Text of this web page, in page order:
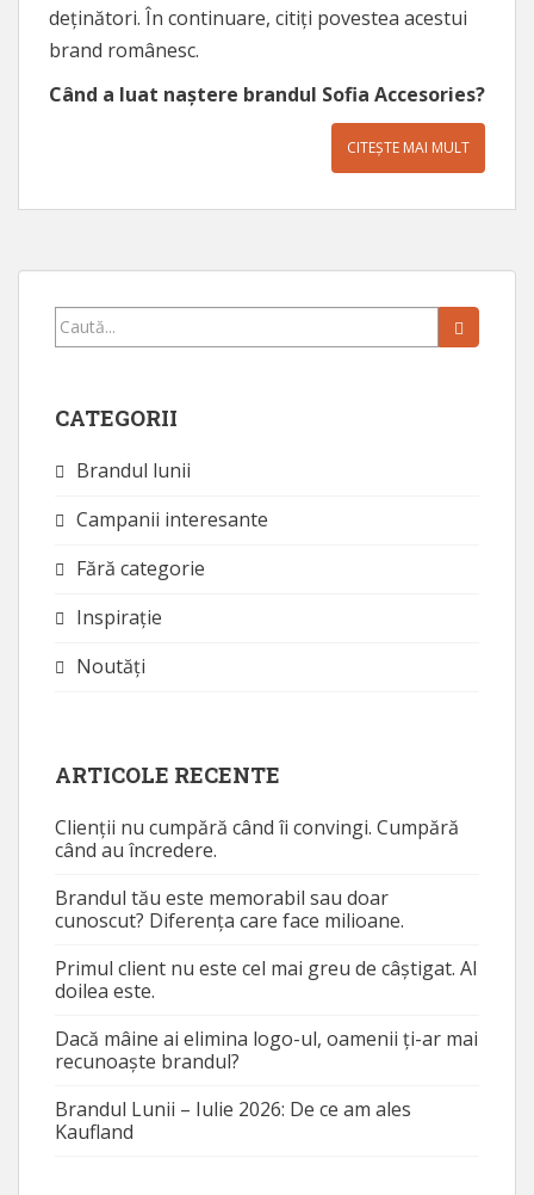
deținători. În continuare, citiți povestea acestui
brand românesc.
Când a luat naștere brandul Sofia Accesories?
CITEȘTE MAI MULT
Caută...
CATEGORII
Brandul lunii
Campanii interesante
Fără categorie
Inspirație
Noutăţi
ARTICOLE RECENTE
Clienții nu cumpără când îi convingi. Cumpără
când au încredere.
Brandul tău este memorabil sau doar
cunoscut? Diferența care face milioane.
Primul client nu este cel mai greu de câștigat. Al
doilea este.
Dacă mâine ai elimina logo-ul, oamenii ți-ar mai
recunoaște brandul?
Brandul Lunii – Iulie 2026: De ce am ales
Kaufland